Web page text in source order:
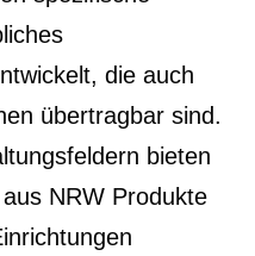
die auch
übertragbar sind.
bieten
NRW Produkte